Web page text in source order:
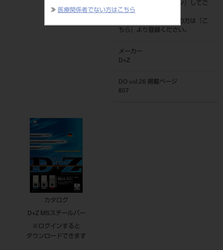
≫ 医療関係者でない方はこちら
ログイン
』してご
覧ください。
ネット会員登録がまだの方は『
こ
ちら
』より登録ください。
メーカー
D+Z
DO vol.26 掲載ページ
807
カタログ
D+Z MSスチールバー
※ログインすると
ダウンロードできます